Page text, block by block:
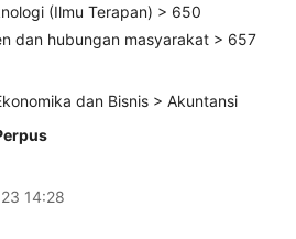
(Ilmu Terapan) > 650
dan hubungan masyarakat > 657
dan Bisnis > Akuntansi
14:28